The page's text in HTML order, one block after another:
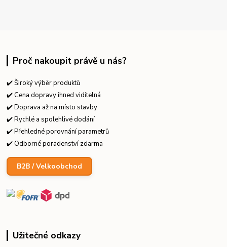
Proč nakoupit právě u nás?
✔️ Široký výběr produktů
✔️ Cena dopravy ihned viditelná
✔️ Doprava až na místo stavby
✔️ Rychlé a spolehlivé dodání
✔️ Přehledné porovnání parametrů
✔️ Odborné poradenství zdarma
B2B / Velkoobchod
Užitečné odkazy